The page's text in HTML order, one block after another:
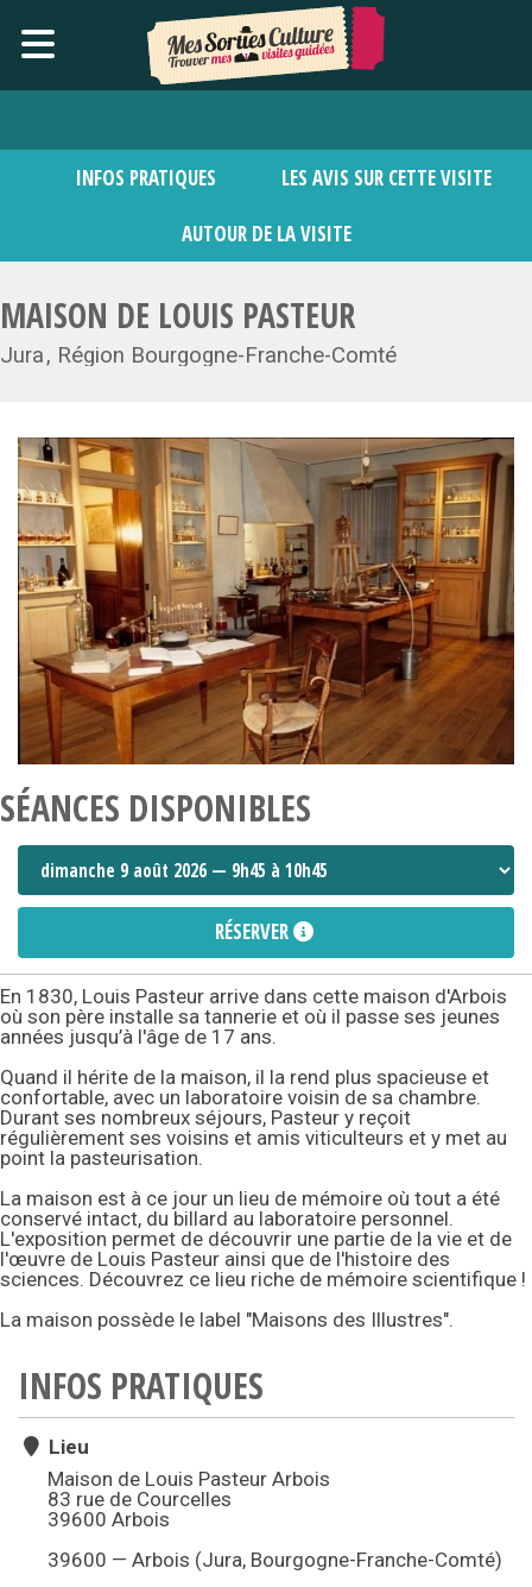
INFOS PRATIQUES LES AVIS SUR CETTE VISITE
AUTOUR DE LA VISITE
MAISON DE LOUIS PASTEUR
Jura Région Bourgogne-Franche-Comté
SÉANCES DISPONIBLES
RÉSERVER
En 1830, Louis Pasteur arrive dans cette maison d'Arbois
où son père installe sa tannerie et où il passe ses jeunes
années jusqu’à l'âge de 17 ans.
Quand il hérite de la maison, il la rend plus spacieuse et
confortable, avec un laboratoire voisin de sa chambre.
Durant ses nombreux séjours, Pasteur y reçoit
régulièrement ses voisins et amis viticulteurs et y met au
point la pasteurisation.
La maison est à ce jour un lieu de mémoire où tout a été
conservé intact, du billard au laboratoire personnel.
L'exposition permet de découvrir une partie de la vie et de
l'œuvre de Louis Pasteur ainsi que de l'histoire des
sciences. Découvrez ce lieu riche de mémoire scientifique !
La maison possède le label "Maisons des Illustres".
INFOS PRATIQUES
Lieu
Maison de Louis Pasteur Arbois
83 rue de Courcelles
39600 Arbois
39600 — Arbois (Jura, Bourgogne-Franche-Comté)